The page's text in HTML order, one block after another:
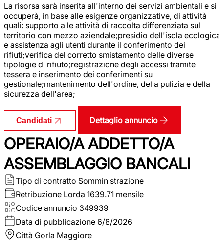
La risorsa sarà inserita all'interno dei servizi ambientali e si
occuperà, in base alle esigenze organizzative, di attività
quali: supporto alle attività di raccolta differenziata sul
territorio con mezzo aziendale;presidio dell'isola
e assistenza agli utenti durante il conferimento dei
rifiuti;verifica del corretto smistamento delle diverse
tipologie di rifiuto;registrazione degli accessi tramite
tessera e inserimento dei conferimenti su
gestionale;mantenimento dell'ordine, della pulizia e della
sicurezza dell'area;
Candidati Dettaglio annuncio
OPERAIO/A ADDETTO/A
ASSEMBLAGGIO BANCALI
Tipo di contratto Somministrazione
Retribuzione Lorda 1639.71 mensile
Codice annuncio 349939
Data di pubblicazione 6/8/2026
Città Gorla Maggiore